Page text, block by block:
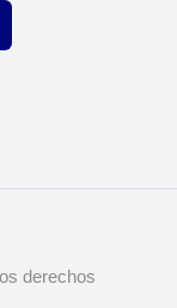
derechos